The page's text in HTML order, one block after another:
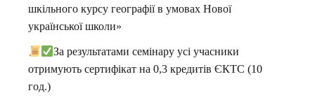
шкільного курсу географії в умовах Нової
української школи»
За результатами семінару усі учасники
отримують сертифікат на 0,3 кредитів ЄКТС (10
год.)